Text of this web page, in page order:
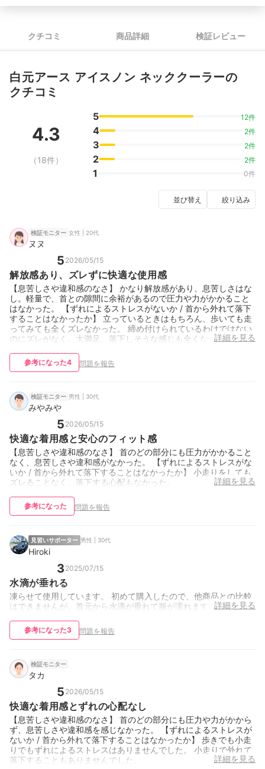
クチコミ 商品詳細 検証レビュー
白元アース アイスノン ネッククーラーの
クチコミ
4.3
（18件）
5 12件
4 2件
3 2件
2 2件
1 0件
並び替え 絞り込み
検証モニター 女性 | 20代
ヌヌ
5 2026/05/15
解放感あり、ズレずに快適な使用感
【息苦しさや違和感のなさ】 かなり解放感があり、息苦しさはな
し。軽量で、首との隙間に余裕があるので圧力や力がかかること
はなかった。 【ずれによるストレスがないか / 首から外れて落下
することはなかったか】 立っているときはもちろん、歩いても走
ってみても全くズレなかった。 締め付けられているわけではない
のにズレがなく、大満足。落下しそうな感じも全くなかった。
詳細を見る
参考になった4 問題を報告
検証モニター 男性 | 30代
みやみや
5 2026/05/15
快適な着用感と安心のフィット感
【息苦しさや違和感のなさ】 首のどの部分にも圧力がかかること
なく、息苦しさや違和感がなかった。 【ずれによるストレスがな
いか / 首から外れて落下することはなかったか】 小走りをしても
ズレることなく、落下する心配もなかった。
詳細を見る
参考になった 問題を報告
見習いサポーター 男性 | 30代
Hiroki
3 2025/07/15
水滴が垂れる
凍らせて使用しています。 初めて購入したので、他商品との比較
はできませんが、首元から水滴が垂れて服が濡れます。詳細を見る
参考になった3 問題を報告
検証モニター
タカ
5 2026/05/15
快適な着用感とずれの心配なし
【息苦しさや違和感のなさ】 首のどの部分にも圧力や力がかから
ず、息苦しさや違和感を感じなかった。 【ずれによるストレスが
ないか / 首から外れて落下することはなかったか】 歩きでも小走
りでもずれによるストレスはありませんでした。 小走りで外れて
落下することもありませんでした。
詳細を見る